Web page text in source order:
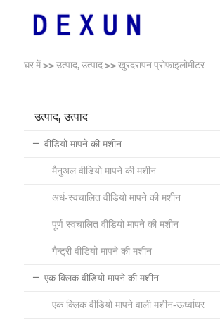
घर में>>उत्पाद, उत्पाद>>खुरदरापन प्रोफ़ाइलोमीटर
उत्पाद, उत्पाद
वीडियो मापने की मशीन
मैनुअल वीडियो मापने की मशीन
अर्ध-स्वचालित वीडियो मापने की मशीन
पूर्ण स्वचालित वीडियो मापने की मशीन
गैन्ट्री वीडियो मापने की मशीन
एक क्लिक वीडियो मापने की मशीन
एक क्लिक वीडियो मापने वाली मशीन-ऊर्ध्वाधर